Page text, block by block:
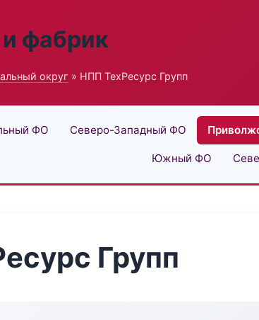
и фабрик
округ » НПП ТехРесурс Групп
ФО Северо-Западный ФО
Южный ФО
Групп